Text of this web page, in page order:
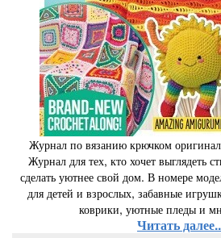
Журнал по вязанию крючком
Журнал для тех, кто хочет выглядеть
сделать уютнее свой дом. В номере
для детей и взрослых, забавные
коврики, уютные пледы и
Читать